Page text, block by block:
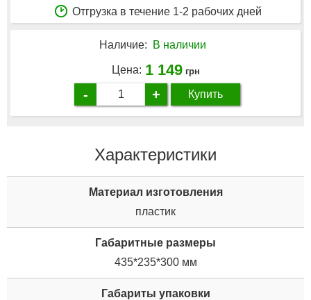
Отгрузка в течение 1-2 рабочих дней
Наличие: В наличии
Цена: 1 149 грн
- + Купить
Характеристики
Материал изготовления
пластик
Габаритные размеры
435*235*300 мм
Габариты упаковки